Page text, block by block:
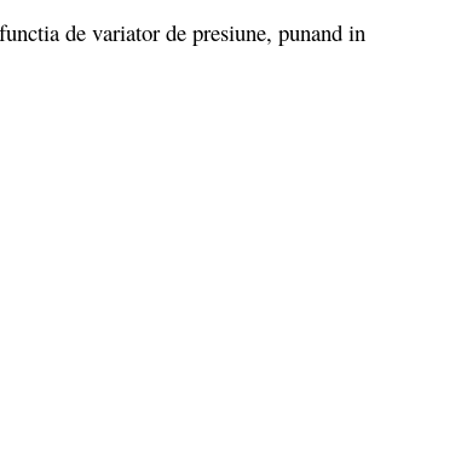
de variator de presiune, punand in